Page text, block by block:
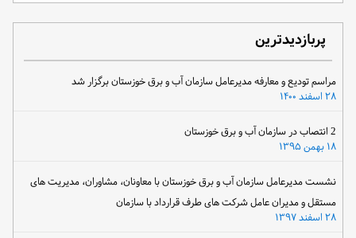
پربازدیدترین
مراسم تودیع و معارفه مدیرعامل سازمان آب و برق خوزستان برگزار شد
۲۸ اسفند ۱۴۰۰
۱۸ بهمن ۱۳۹۵
نشست مدیرعامل سازمان آب و برق خوزستان با معاونان، مشاوران، مدیریت های
مستقل و مدیران عامل شرکت های طرف قرارداد با سازمان
۲۸ اسفند ۱۳۹۷